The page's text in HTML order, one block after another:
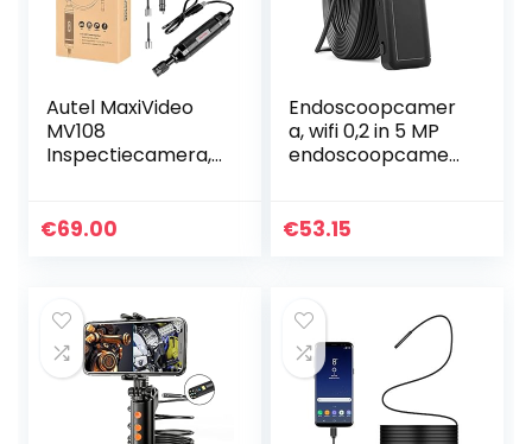
Autel MaxiVideo
MV108
Inspectiecamera,
MX808/MK808BT/
€69.00
Endoscoopcamer
a, wifi 0,2 in 5 MP
endoscoopcamer
industriële
€53.15